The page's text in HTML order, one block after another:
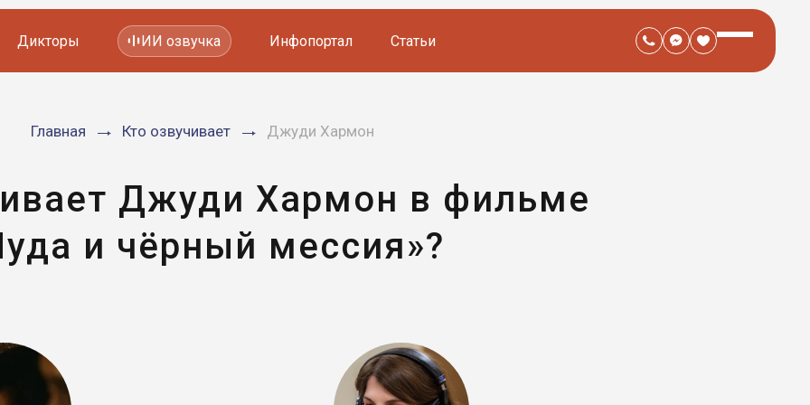
Мультфильмов
Дикторы ИИ озвучка Инфопортал Статьи
Главная Кто озвучивает Джуди Хармон
Джуди Хармон в фильме
и чёрный мессия»?